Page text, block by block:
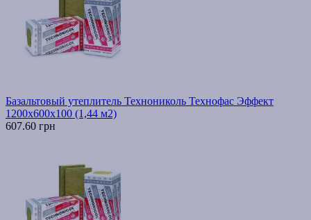
Базальтовый утеплитель Технониколь Технофас Эффект
1200х600х100 (1,44 м2)
607.60 грн